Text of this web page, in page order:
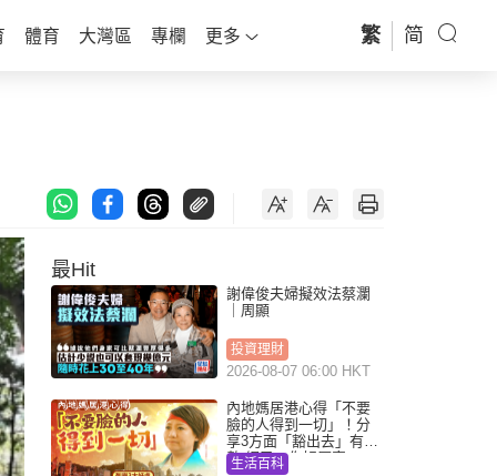
體育 大灣區 專欄 更多 繁 简
最Hit
謝偉俊夫婦擬效法蔡瀾
｜周顯
投資理財
2026-08-07 06:00 HKT
內地媽居港心得「不要
臉的人得到一切」！分
享3方面「豁出去」有著
數 網民：你好厲害
生活百科